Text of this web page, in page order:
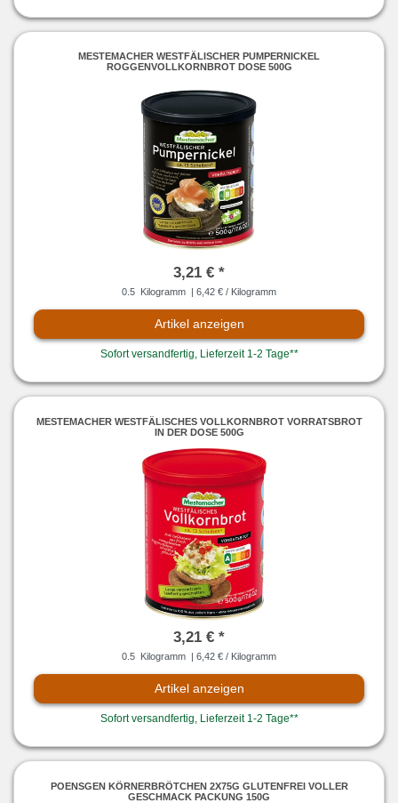
MESTEMACHER WESTFÄLISCHER PUMPERNICKEL
ROGGENVOLLKORNBROT DOSE 500G
3,21 € *
0.5 Kilogramm | 6,42 € / Kilogramm
Artikel anzeigen
Sofort versandfertig, Lieferzeit 1-2 Tage**
MESTEMACHER WESTFÄLISCHES VOLLKORNBROT VORRATSBROT
IN DER DOSE 500G
3,21 € *
0.5 Kilogramm | 6,42 € / Kilogramm
Artikel anzeigen
Sofort versandfertig, Lieferzeit 1-2 Tage**
POENSGEN KÖRNERBRÖTCHEN 2X75G GLUTENFREI VOLLER
GESCHMACK PACKUNG 150G